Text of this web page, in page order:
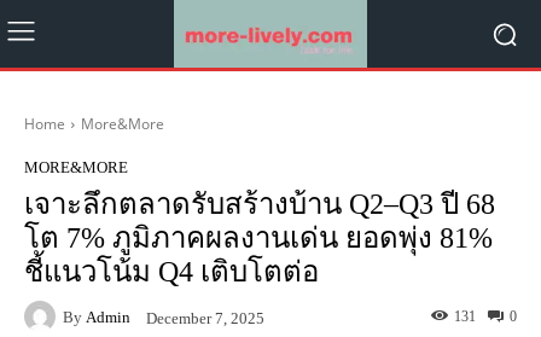
Home More&More
MORE&MORE
เจาะลึกตลาดรับสร้างบ้าน Q2–Q3 ปี 68
โต 7% ภูมิภาคผลงานเด่น ยอดพุ่ง 81%
ชี้แนวโน้ม Q4 เติบโตต่อ
By Admin December 7, 2025 0
131